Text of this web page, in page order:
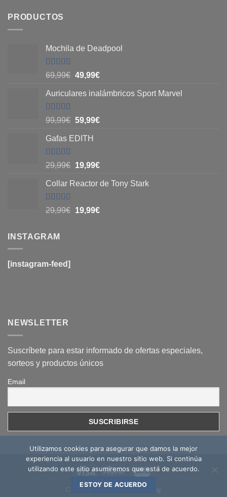
PRODUCTOS
Mochila de Deadpool
Valorado
con
69,99€ 49,99€
Auriculares inalámbricos Sport Marvel
Valorado
con
5
99,99€ 59,99€
Gafas EDITH
Valorado
con
5
29,99€ 19,99€
Collar Reactor de Tony Stark
Valorado
con
29,99€ 19,99€
INSTAGRAM
[instagram-feed]
NEWSLETTER
Suscríbete para estar informado de ofertas especiales,
sorteos y productos únicos
Email
Copyright 2026 © Mcoc Blog
Utilizamos cookies para asegurar que damos la mejor
experiencia al usuario en nuestro sitio web. Si continúa
utilizando este sitio asumiremos que está de acuerdo.
ESTOY DE ACUERDO